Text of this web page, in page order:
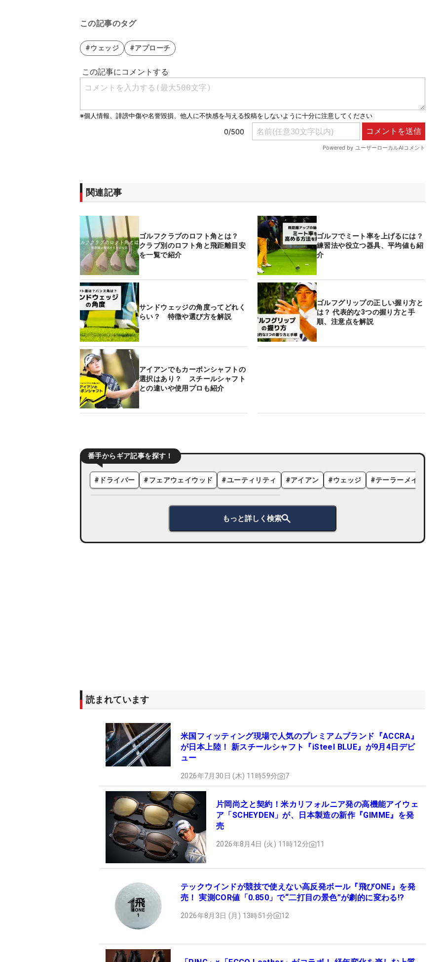
この記事のタグ
#ウェッジ #アプローチ
関連記事
ゴルフクラブのロフト角とは？
クラブ別のロフト角と飛距離目安
を一覧で紹介
ゴルフでミート率を上げるには？
練習法や役立つ器具、平均値も紹
介
サンドウェッジの角度ってどれく
らい？ 特徴や選び方を解説
ゴルフグリップの正しい握り方と
は？ 代表的な3つの握り方と手
順、注意点を解説
アイアンでもカーボンシャフトの
選択はあり？ スチールシャフト
との違いや使用プロも紹介
番手からギア記事を探す！
# ドライバー #フェアウェイウッド #ユーティリティ #アイアン #ウェッジ #テーラーメイド
もっと詳しく検索
読まれています
米国フィッティング現場で人気のプレミアムブランド『ACCRA』
が日本上陸！ 新スチールシャフト『iSteel BLUE』が9月4日デビ
ュー
2026年7月30日 (木) 11時59分 7
片岡尚之と契約！米カリフォルニア発の高機能アイウェ
ア「SCHEYDEN」が、日本製造の新作『GIMME』を発
売
2026年8月4日 (火) 11時12分 11
テックウインドが競技で使えない高反発ボール『飛びONE』を発
売！ 実測COR値「0.850」で“二打目の景色”が劇的に変わる!?
2026年8月3日 (月) 13時51分 12